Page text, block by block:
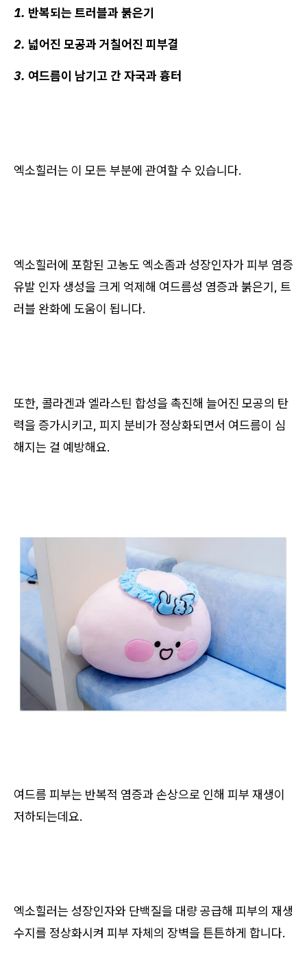
1. 반복되는 트러블과 붉은기
2. 넓어진 모공과 거칠어진 피부결
3. 여드름이 남기고 간 자국과 흉터
엑소힐러는 이 모든 부분에 관여할 수 있습니다.
엑소힐러에 포함된 고농도 엑소좀과 성장인자가 피부 염증
유발 인자 생성을 크게 억제해 여드름성 염증과 붉은기, 트
러블 완화에 도움이 됩니다.
또한, 콜라겐과 엘라스틴 합성을 촉진해 늘어진 모공의 탄
력을 증가시키고, 피지 분비가 정상화되면서 여드름이 심
해지는 걸 예방해요.
여드름 피부는 반복적 염증과 손상으로 인해 피부 재생이
저하되는데요.
엑소힐러는 성장인자와 단백질을 대량 공급해 피부의 재생
수지를 정상화시켜 피부 자체의 장벽을 튼튼하게 합니다.